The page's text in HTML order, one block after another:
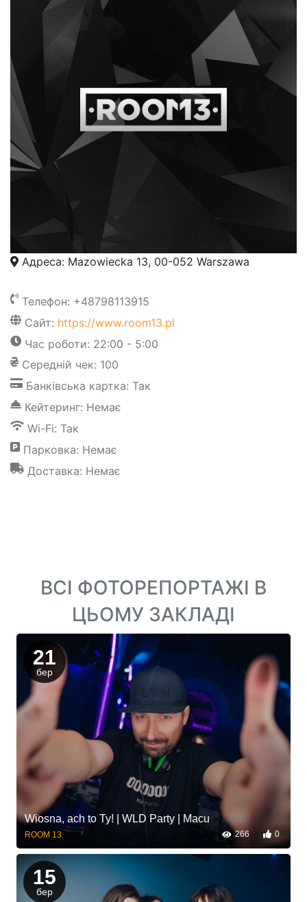
Адреса: Mazowiecka 13, 00-052 Warszawa
Телефон: +48798113915
Сайт: https://www.room13.pl
Час роботи: 22:00 - 5:00
Середній чек: 100
Банківська картка: Так
Кейтеринг: Немає
Wi-Fi: Так
Парковка: Немає
Доставка: Немає
ВСІ ФОТОРЕПОРТАЖІ В
ЦЬОМУ ЗАКЛАДІ
21
бер
Wiosna, ach to Ty! | WLD Party | Macu
ROOM 13 266 0
15
бер